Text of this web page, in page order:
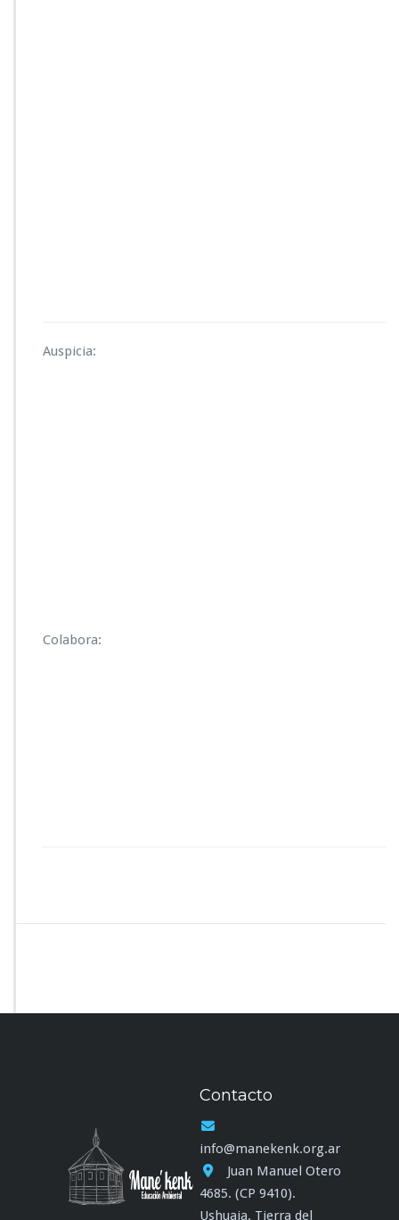
Auspicia:
Colabora:
Contacto
info@manekenk.org.ar
Juan Manuel Otero
4685. (CP 9410).
Ushuaia. Tierra del